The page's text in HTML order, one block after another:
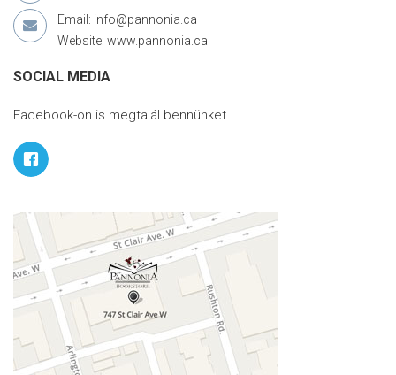
Email: info@pannonia.ca
Website: www.pannonia.ca
SOCIAL MEDIA
Facebook-on is megtalál bennünket.